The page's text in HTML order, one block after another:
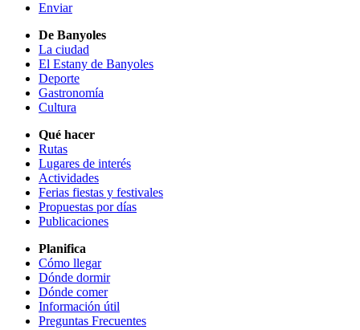
Enviar
De Banyoles
La ciudad
El Estany de Banyoles
Deporte
Gastronomía
Cultura
Qué hacer
Rutas
Lugares de interés
Actividades
Ferias fiestas y festivales
Propuestas por días
Publicaciones
Planifica
Cómo llegar
Dónde dormir
Dónde comer
Información útil
Preguntas Frecuentes